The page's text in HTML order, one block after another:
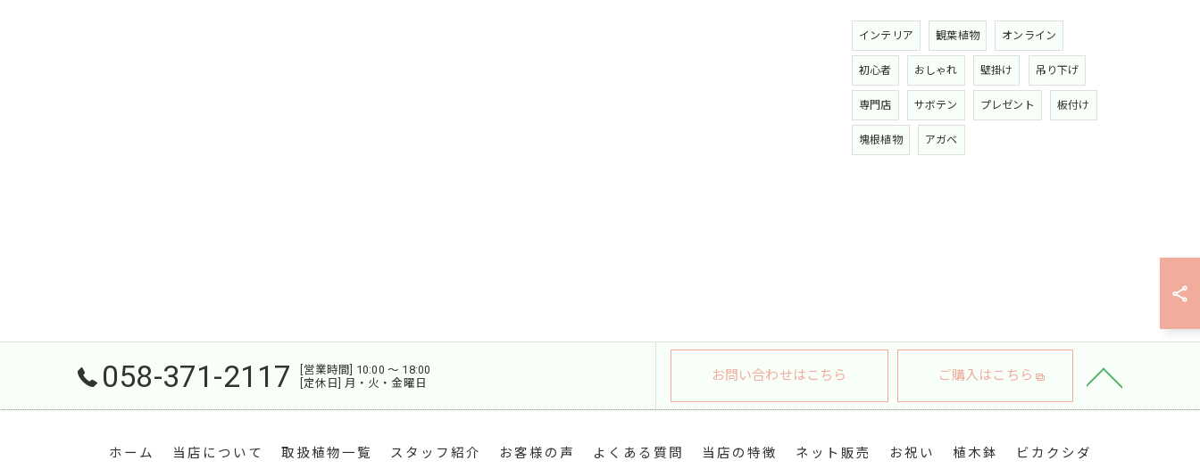
インテリア 観葉植物 オンライン
初心者 おしゃれ 壁掛け 吊り下げ
専門店 サボテン プレゼント 板付け
塊根植物 アガベ
058-371-2117
[営業時間] 10:00 〜 18:00
[定休日] 月・火・金曜日
お問い合わせはこちら ご購入はこちら
ホーム 当店について 取扱植物一覧 スタッフ紹介 お客様の声 よくある質問 当店の特徴 ネット販売 お祝い 植木鉢 ビカクシダ